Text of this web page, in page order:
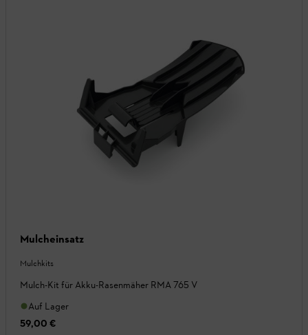
Mulcheinsatz
Mulchkits
Mulch-Kit für Akku-Rasenmäher RMA 765 V
Auf Lager
59,00 €